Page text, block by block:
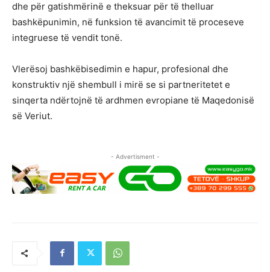
dhe për gatishmërinë e theksuar për të thelluar
bashkëpunimin, në funksion të avancimit të proceseve
integruese të vendit tonë.
Vlerësoj bashkëbisedimin e hapur, profesional dhe
konstruktiv një shembull i mirë se si partneritetet e
sinqerta ndërtojnë të ardhmen evropiane të Maqedonisë
së Veriut.
- Advertisment -